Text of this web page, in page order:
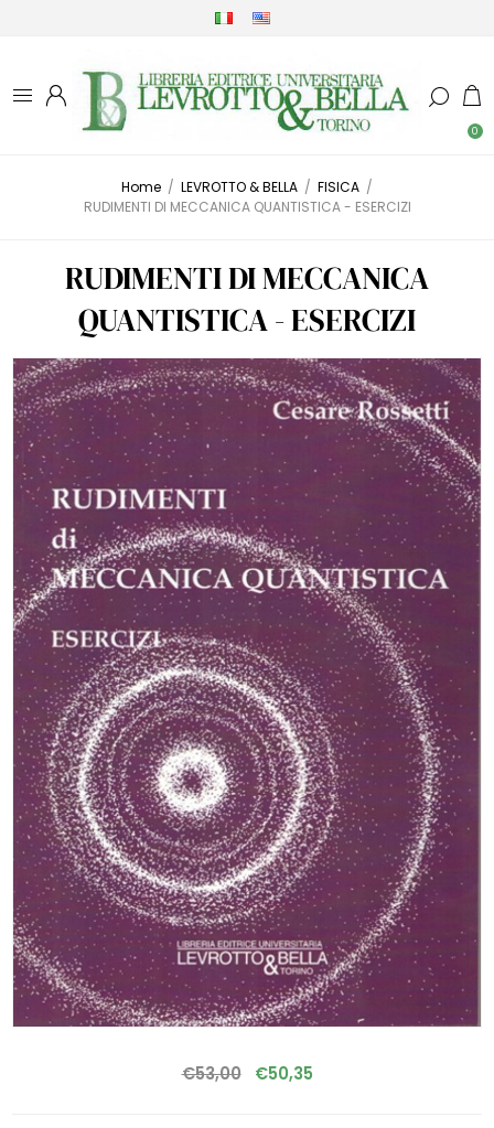
0
Home / LEVROTTO & BELLA / FISICA /
RUDIMENTI DI MECCANICA QUANTISTICA - ESERCIZI
RUDIMENTI DI MECCANICA
QUANTISTICA - ESERCIZI
€53,00 €50,35